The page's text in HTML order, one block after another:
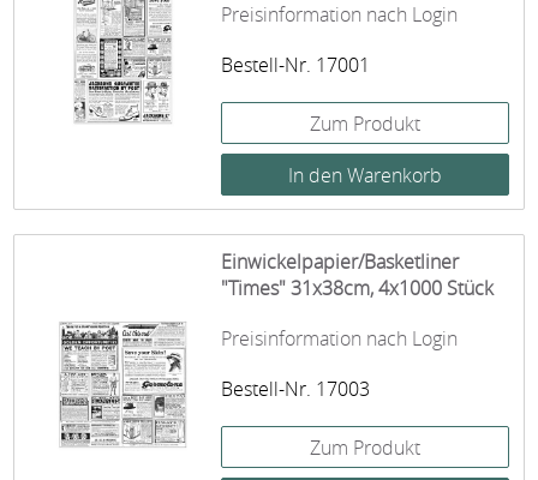
Preisinformation nach Login
Bestell-Nr. 17001
Zum Produkt
Einwickelpapier/Basketliner
"Times" 31x38cm, 4x1000 Stück
Preisinformation nach Login
Bestell-Nr. 17003
Zum Produkt